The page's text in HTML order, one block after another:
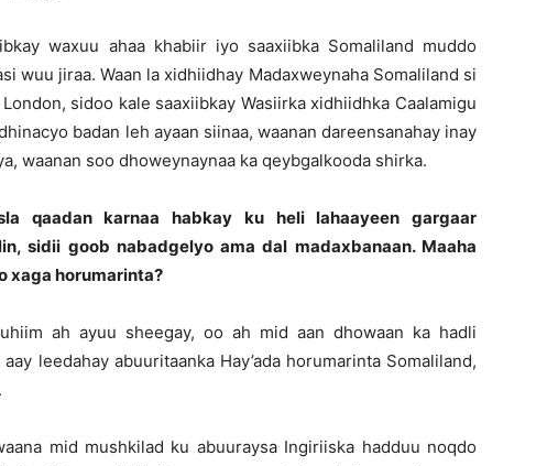
waxuu ahaa khabiir iyo saaxiibka Somaliland muddo
wuu jiraa. Waan la xidhiidhay Madaxweynaha Somaliland si
sidoo kale saaxiibkay Wasiirka xidhiidhka Caalamigu
badan leh ayaan siinaa, waanan dareensanahay inay
waanan soo dhoweynaynaa ka qeybgalkooda shirka.
qaadan karnaa habkay ku heli lahaayeen gargaar
sidii goob nabadgelyo ama dal madaxbanaan. Maaha
xaga horumarinta?
ah ayuu sheegay, oo ah mid aan dhowaan ka hadli
leedahay abuuritaanka Hay’ada horumarinta Somaliland,
mid mushkilad ku abuuraysa Ingiriiska hadduu noqdo